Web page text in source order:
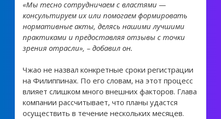
«Мы тесно сотрудничаем с властями —
консультируем их или помогаем формировать
нормативные акты, делясь нашими лучшими
практиками и предоставляя отзывы с точки
зрения отрасли», – добавил он.
Чжао не назвал конкретные сроки регистрации
на Филиппинах. По его словам, на этот процесс
влияет слишком много внешних факторов. Глава
компании рассчитывает, что планы удастся
осуществить в течение нескольких месяцев.